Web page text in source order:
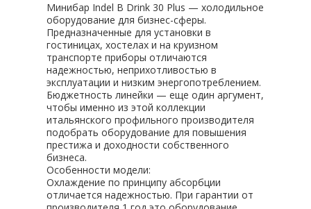
Минибар Indel B Drink 30 Plus — холодильное
оборудование для бизнес-сферы.
Предназначенные для установки в
гостиницах, хостелах и на круизном
транспорте приборы отличаются
надежностью, неприхотливостью в
эксплуатации и низким энергопотреблением.
Бюджетность линейки — еще один аргумент,
чтобы именно из этой коллекции
итальянского профильного производителя
подобрать оборудование для повышения
престижа и доходности собственного
бизнеса.
Особенности модели:
Охлаждение по принципу абсорбции
отличается надежностью. При гарантии от